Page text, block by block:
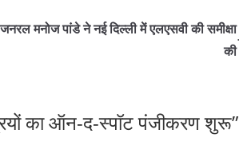
मनोज पांडे ने नई दिल्ली में एलएसवी की समीक्षा
की
का ऑन-द-स्पॉट पंजीकरण शुरू”